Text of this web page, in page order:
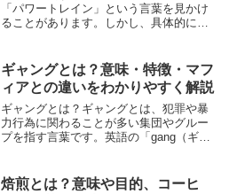
「パワートレイン」という言葉を見かけ
ることがあります。しかし、具体的に何
ょうか。パワートレインとは、車を動か
すための動力を生み出し、そ...
ギャングとは？意味・特徴・マフ
ィアとの違いをわかりやすく解説
ギャングとは？ギャングとは、犯罪や暴
力行為に関わることが多い集団やグルー
プを指す言葉です。英語の「gang（ギャ
は主に反社会的な活動を行う集団という
焙煎とは？意味や目的、コーヒ